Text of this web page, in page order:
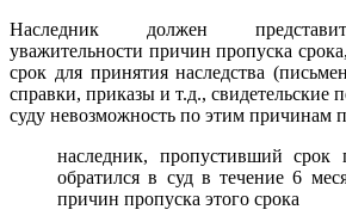
Наследник должен
уважительности причин пропуска
срок для принятия наследства
справки, приказы и т.д., свидетельские
суду невозможность по этим причинам
наследник, пропустивший срок
обратился в суд в течение 6
причин пропуска этого срока